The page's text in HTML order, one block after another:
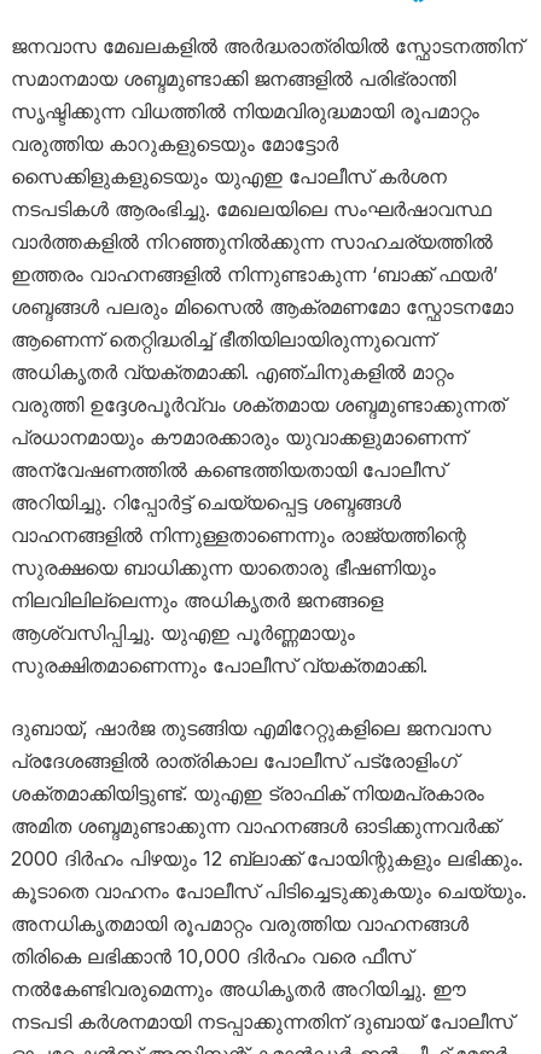
ജനവാസ മേഖലകളിൽ അർദ്ധരാത്രിയിൽ സ്ഫോടനത്തിന്
സമാനമായ ശബ്ദമുണ്ടാക്കി ജനങ്ങളിൽ പരിഭ്രാന്തി
സൃഷ്ടിക്കുന്ന വിധത്തിൽ നിയമവിരുദ്ധമായി രൂപമാറ്റം
വരുത്തിയ കാറുകളുടെയും മോട്ടോർ
സൈക്കിളുകളുടെയും യുഎഇ പോലീസ് കർശന
നടപടികൾ ആരംഭിച്ചു. മേഖലയിലെ സംഘർഷാവസ്ഥ
വാർത്തകളിൽ നിറഞ്ഞുനിൽക്കുന്ന സാഹചര്യത്തിൽ
ഇത്തരം വാഹനങ്ങളിൽ നിന്നുണ്ടാകുന്ന ‘ബാക്ക് ഫയർ’
ശബ്ദങ്ങൾ പലരും മിസൈൽ ആക്രമണമോ സ്ഫോടനമോ
ആണെന്ന് തെറ്റിദ്ധരിച്ച് ഭീതിയിലായിരുന്നുവെന്ന്
അധികൃതർ വ്യക്തമാക്കി. എഞ്ചിനുകളിൽ മാറ്റം
വരുത്തി ഉദ്ദേശപൂർവ്വം ശക്തമായ ശബ്ദമുണ്ടാക്കുന്നത്
പ്രധാനമായും കൗമാരക്കാരും യുവാക്കളുമാണെന്ന്
അന്വേഷണത്തിൽ കണ്ടെത്തിയതായി പോലീസ്
അറിയിച്ചു. റിപ്പോർട്ട് ചെയ്യപ്പെട്ട ശബ്ദങ്ങൾ
വാഹനങ്ങളിൽ നിന്നുള്ളതാണെന്നും രാജ്യത്തിന്റെ
സുരക്ഷയെ ബാധിക്കുന്ന യാതൊരു ഭീഷണിയും
നിലവിലില്ലെന്നും അധികൃതർ ജനങ്ങളെ
ആശ്വസിപ്പിച്ചു. യുഎഇ പൂർണ്ണമായും
സുരക്ഷിതമാണെന്നും പോലീസ് വ്യക്തമാക്കി.
ദുബായ്, ഷാർജ തുടങ്ങിയ എമിറേറ്റുകളിലെ ജനവാസ
പ്രദേശങ്ങളിൽ രാത്രികാല പോലീസ് പട്രോളിംഗ്
ശക്തമാക്കിയിട്ടുണ്ട്. യുഎഇ ട്രാഫിക് നിയമപ്രകാരം
അമിത ശബ്ദമുണ്ടാക്കുന്ന വാഹനങ്ങൾ ഓടിക്കുന്നവർക്ക്
2000 ദിർഹം പിഴയും 12 ബ്ലാക്ക് പോയിന്റുകളും ലഭിക്കും.
കൂടാതെ വാഹനം പോലീസ് പിടിച്ചെടുക്കുകയും ചെയ്യും.
അനധികൃതമായി രൂപമാറ്റം വരുത്തിയ വാഹനങ്ങൾ
തിരികെ ലഭിക്കാൻ 10,000 ദിർഹം വരെ ഫീസ്
നൽകേണ്ടിവരുമെന്നും അധികൃതർ അറിയിച്ചു. ഈ
നടപടി കർശനമായി നടപ്പാക്കുന്നതിന് ദുബായ് പോലീസ്